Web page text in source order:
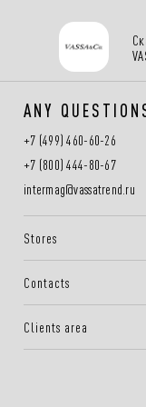
ANY
+7 (499) 460-60-26
+7 (800) 444-80-67
intermag@vassatrend.ru
Stores
Contacts
Clients area